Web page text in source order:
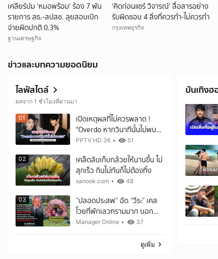
เคลียร์ปม 'หมอพร้อม' ร้อง 7 พัน
รายการ สธ.-สปสช. ลุยสอบเบิก
จ่ายผิดปกติ 0.3%
ฐานเศรษฐกิจ
'คิดก่อนแชร์ วิจารณ์' สื่อสารอย่าง
รับผิดชอบ 4 สิ่งที่ควรทำ-ไม่ควรทำ
กรุงเทพธุรกิจ
ข่าวและบทความยอดนิยม
ไลฟ์สไตล์
ผลจาก 1 ชั่วโมงที่ผ่านมา
01
เปิดเหตุผลที่ไม่ควรพลาด !
"Overdo หากวินาทีนั้นไม่พบ
เธอ"
PPTV HD 36 • 51
02
เคล็ดลับเก็บกล้วยให้นานขึ้น ไม่
สุกเร็ว กินไม่ทันก็ไม่ต้องทิ้ง
sanook.com • 48
03
“ปลอดประสพ” อัด “วีระ” เคส
โวยที่พักเลวทรามมาก บอก
นอนอุทยานฯ ต้องยอมรับ
Manager Online • 37
ดูเพิ่ม
บันเทิง